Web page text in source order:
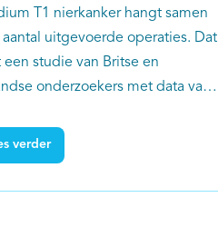
T1 nierkanker hangt samen
uitgevoerde operaties. Dat
studie van Britse en
onderzoekers met data van
2016. De onderzoekers stellen
met een groter
verder